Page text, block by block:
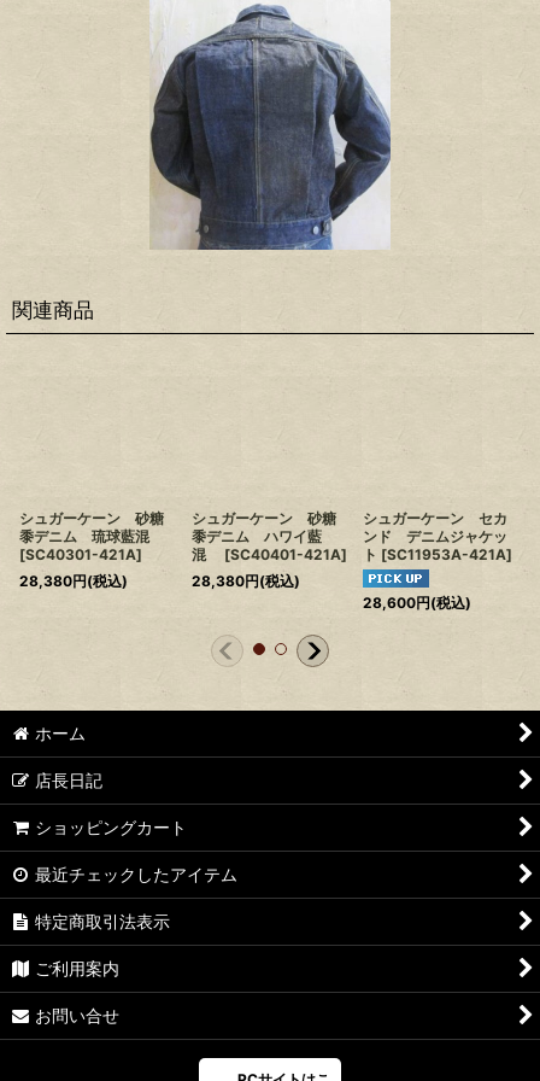
関連商品
シュガーケーン 砂糖
黍デニム 琉球藍混
[SC40301-421A]
28,380円(税込)
シュガーケーン 砂糖
黍デニム ハワイ藍
混
[SC40401-421A]
28,380円(税込)
シュガーケーン セカ
ンド デニムジャケッ
ト [SC11953A-421A]
28,600円(税込)
ホーム
店長日記
ショッピングカート
最近チェックしたアイテム
特定商取引法表示
ご利用案内
お問い合せ